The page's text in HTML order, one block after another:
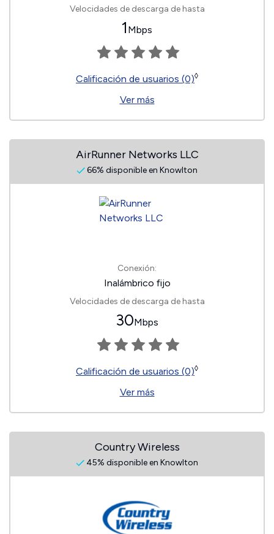
Velocidades de descarga de hasta
1 Mbps
Calificación de usuarios (0)◊
Ver más
AirRunner Networks LLC
66% disponible en Knowlton
Conexión:
Inalámbrico fijo
Velocidades de descarga de hasta
30Mbps
Calificación de usuarios (0)◊
Ver más
Country Wireless
45% disponible en Knowlton